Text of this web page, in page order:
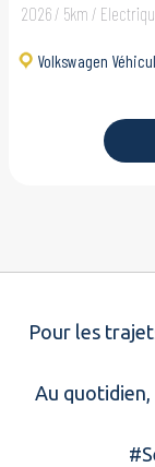
2026 / 5km /
Volkswagen
Pour les
Au